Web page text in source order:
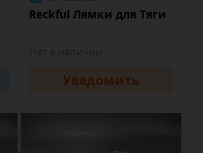
Reckful Лямки для Тяги
Уведомить